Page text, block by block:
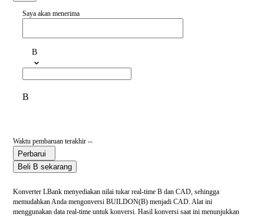
Saya akan menerima
B
B
Waktu pembaruan terakhir --
Perbarui
Beli B sekarang
Konverter LBank menyediakan nilai tukar real-time B dan CAD, sehingga
memudahkan Anda mengonversi BUILDON(B) menjadi CAD. Alat ini
menggunakan data real-time untuk konversi. Hasil konversi saat ini menunjukkan